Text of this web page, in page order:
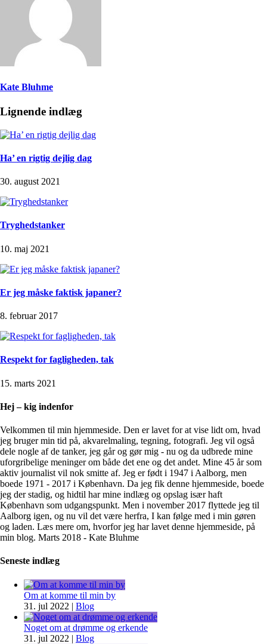
Kate Bluhme
Lignende indlæg
Ha’ en rigtig dejlig dag
30. august 2021
Tryghedstanker
10. maj 2021
Er jeg måske faktisk japaner?
8. februar 2017
Respekt for fagligheden, tak
15. marts 2021
Hej – kig indenfor
Velkommen til min hjemmeside. Den er lavet for at vise lidt om, hvad
jeg bruger min tid på, akvarelmaling, tegning, fotografi. Jeg vil også
dele nogle af de tanker, jeg går og gør mig - nu og da udbrede mine
uforgribelige meninger om både det ene og det andet. Mine 45 år som
aktiv journalist vil nok smitte af. Jeg er født i 1947 i Aalborg, men
boede 1971 - 2017 i København. Da jeg fik denne hjemmeside, boede
jeg der stadig, og hidtil har mine indlæg og opslag især haft
København som udgangspunkt. Men i november 2017 flyttede jeg til
Aalborg igen, og nu vil det være herfra, I kan følge med i min gøren
og laden. Læs mere om, hvorfor jeg har lavet denne hjemmeside, på
min blog. Marts 2018 - Kate Bluhme
Seneste indlæg
Om at komme til min by
31. jul 2022 | Blog
Noget om at drømme og erkende
31. jul 2022 | Blog